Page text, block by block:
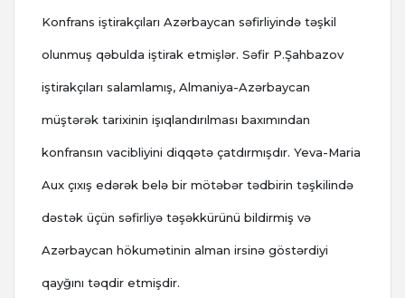
Konfrans iştirakçıları Azərbaycan səfirliyində təşkil
olunmuş qəbulda iştirak etmişlər. Səfir P.Şahbazov
iştirakçıları salamlamış, Almaniya-Azərbaycan
müştərək tarixinin işıqlandırılması baxımından
konfransın vacibliyini diqqətə çatdırmışdır. Yeva-Maria
Aux çıxış edərək belə bir mötəbər tədbirin təşkilində
dəstək üçün səfirliyə təşəkkürünü bildirmiş və
Azərbaycan hökumətinin alman irsinə göstərdiyi
qayğını təqdir etmişdir.